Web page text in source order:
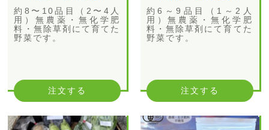
約8〜10品目（2〜4人
用）無農薬・無化学肥
料・無除草剤にて育てた
野菜です。
注文する
約6～9品目（1～2人
用）無農薬・無化学肥
料・無除草剤にて育てた
野菜です。
注文する